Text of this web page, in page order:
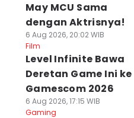
May MCU Sama
dengan Aktrisnya!
6 Aug 2026, 20:02 WIB
Film
Level Infinite Bawa
Deretan Game Ini ke
Gamescom 2026
6 Aug 2026, 17:15 WIB
Gaming